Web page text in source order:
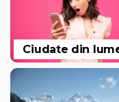
Ciudate din